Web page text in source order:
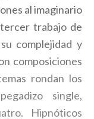
al imaginario
trabajo de
complejidad y
composiciones
rondan los
single,
Hipnóticos